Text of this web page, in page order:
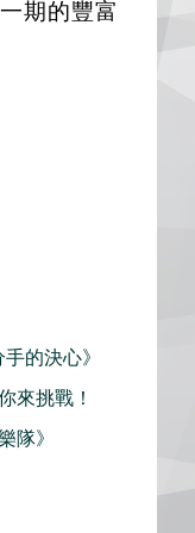
期的豐富
的決心》
來挑戰！
隊》